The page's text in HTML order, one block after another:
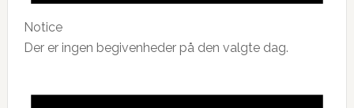
Notice
Der er ingen begivenheder på den valgte dag.